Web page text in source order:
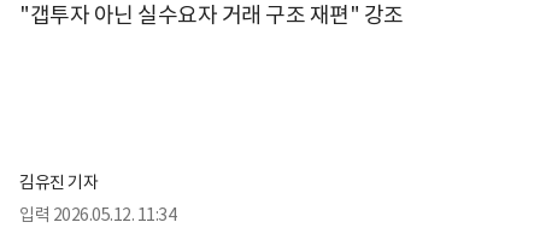
"갭투자 아닌 실수요자 거래 구조 재편" 강조
김유진 기자
입력 2026.05.12. 11:34